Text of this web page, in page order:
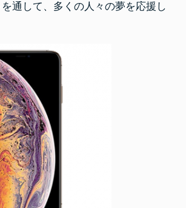
通して、多くの人々の夢を応援し